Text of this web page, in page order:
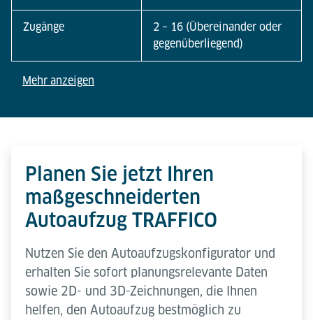
Zugänge
2 – 16 (Übereinander oder
gegenüberliegend)
Mehr anzeigen
Planen Sie jetzt Ihren
maßgeschneiderten
Autoaufzug TRAFFICO
Nutzen Sie den Autoaufzugskonfigurator und
erhalten Sie sofort planungsrelevante Daten
sowie 2D- und 3D-Zeichnungen, die Ihnen
helfen, den Autoaufzug bestmöglich zu